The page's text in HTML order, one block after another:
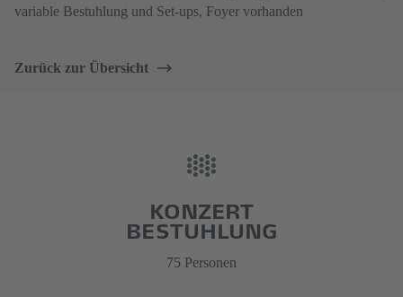
variable Bestuhlung und Set-ups, Foyer vorhanden
Zurück zur Übersicht
KONZERT
BESTUHLUNG
75 Personen